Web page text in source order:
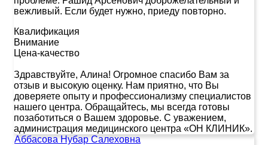
вежливый. Если будет нужно, приеду повторно.
Квалификация
Внимание
Цена-качество
Здравствуйте, Алина! Огромное спасибо Вам за
отзыв и высокую оценку. Нам приятно, что Вы
доверяете опыту и профессионализму специалистов
нашего центра. Обращайтесь, мы всегда готовы
позаботиться о Вашем здоровье. С уважением,
администрация медицинского центра «ОН КЛИНИК».
Аббасова Нубар Салеховна